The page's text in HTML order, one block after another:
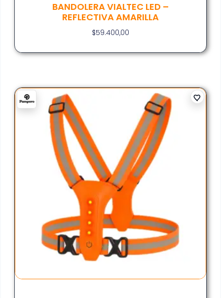
BANDOLERA VIALTEC LED –
REFLECTIVA AMARILLA
$59.400,00